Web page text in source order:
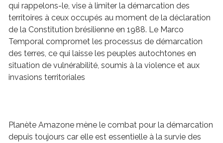
qui rappelons-le, vise à limiter la démarcation des
territoires à ceux occupés au moment de la déclaration
de la Constitution brésilienne en 1988. Le Marco
Temporal compromet les processus de démarcation
des terres, ce qui laisse les peuples autochtones en
situation de vulnérabilité, soumis à la violence et aux
invasions territoriales
Planète Amazone mène le combat pour la démarcation
depuis toujours car elle est essentielle à la survie des